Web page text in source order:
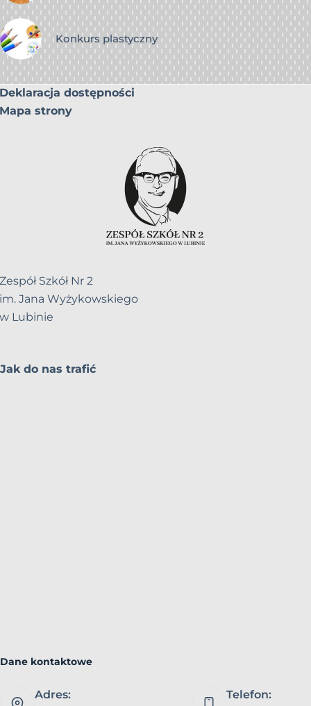
Konkurs plastyczny
Deklaracja dostępności
Mapa strony
Zespół Szkół Nr 2
im. Jana Wyżykowskiego
w Lubinie
Jak do nas trafić
Dane kontaktowe
Adres:
Telefon: